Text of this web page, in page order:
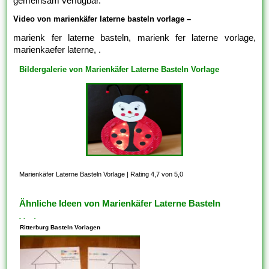
Video von marienkäfer laterne basteln vorlage –
marienk fer laterne basteln, marienk fer laterne vorlage,
marienkaefer laterne, .
Bildergalerie von Marienkäfer Laterne Basteln Vorlage
Marienkäfer Laterne Basteln Vorlage |Rating 4,7 von 5,0
Ähnliche Ideen von Marienkäfer Laterne Basteln
Vorlage
Ritterburg Basteln Vorlagen